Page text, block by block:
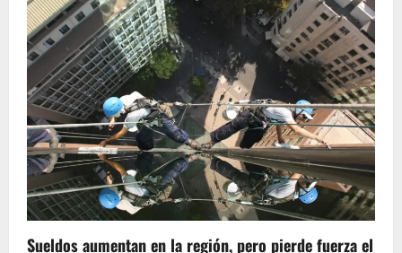
Sueldos aumentan en la región, pero pierde fuerza el